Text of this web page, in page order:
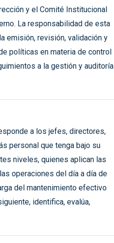
y el Comité Institucional
La responsabilidad de esta
emisión, revisión, validación y
políticas en materia de control
a la gestión y auditoría
a los jefes, directores,
personal que tenga bajo su
niveles, quienes aplican las
operaciones del día a día de
del mantenimiento efectivo
identifica, evalúa,